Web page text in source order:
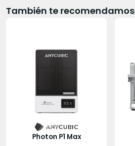
También te recomendamos
Photon P1 Max